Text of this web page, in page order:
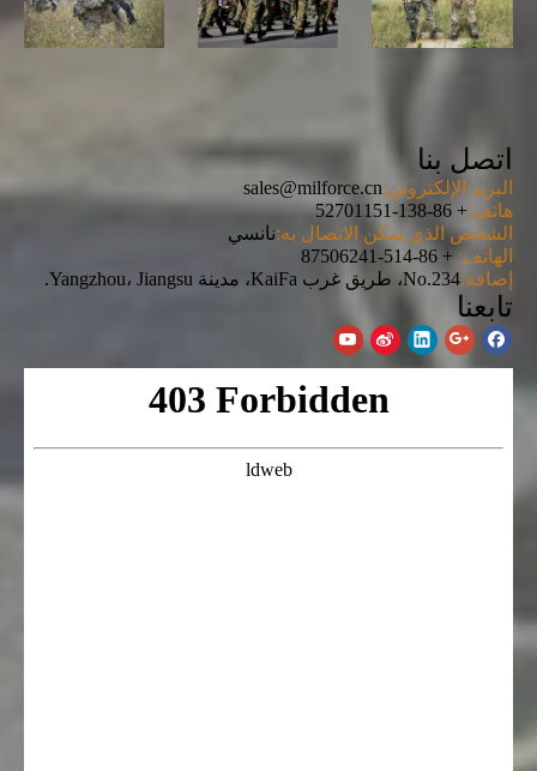
اتصل بنا
البريد الإلكتروني:sales@milforce.cn
هاتف:+ 86-138-52701151
الشخص الذي يمكن الاتصال به:نانسي
الهاتف:+ 86-514-87506241
إضافة:No.234، طريق غرب KaiFa، مدينة Yangzhou، Jiangsu.
تابعنا